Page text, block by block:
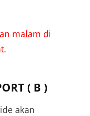
malam di
( B )
akan